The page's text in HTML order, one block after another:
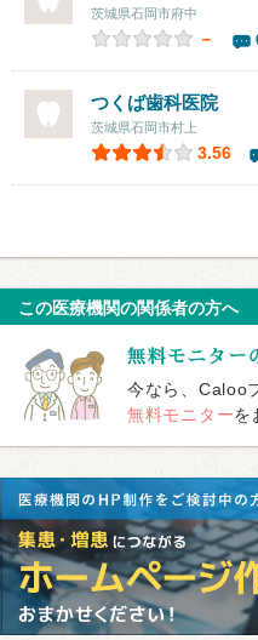
茨城県石岡市府中
－
つくば歯科医院
茨城県石岡市村上
3.56
この医療機関の関係者の方へ
今なら、Caloo
無料モニターを